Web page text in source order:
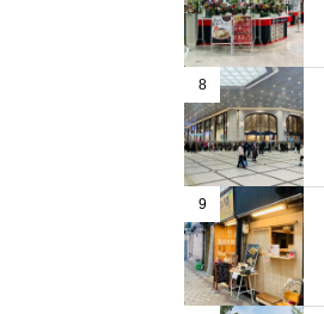
8
9